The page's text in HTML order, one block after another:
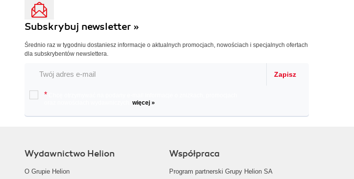
Subskrybuj newsletter »
Średnio raz w tygodniu dostaniesz informacje o aktualnych promocjach, nowościach i specjalnych ofertach
dla subskrybentów newslettera.
Zapisz
*
więcej »
Wydawnictwo Helion
O Grupie Helion
Współpraca
Program partnerski Grupy Helion SA